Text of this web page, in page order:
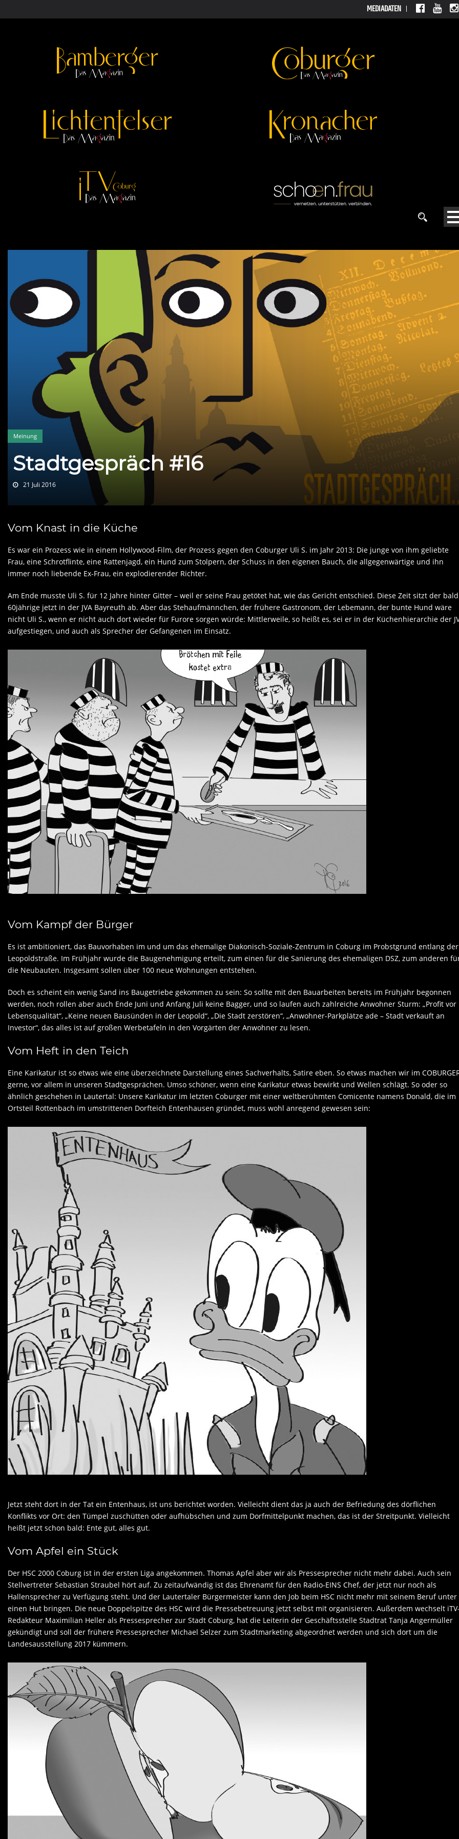
MEDIADATEN
Meinung
Stadtgespräch #16
21 Juli 2016
Vom Knast in die Küche
Es war ein Prozess wie in einem Hollywood-Film, der Prozess gegen den Coburger Uli S. im Jahr 2013: Die junge von ihm geliebte
Frau, eine Schrotflinte, eine Rattenjagd, ein Hund zum Stolpern, der Schuss in den eigenen Bauch, die allgegenwärtige und ihn
immer noch liebende Ex-Frau, ein explodierender Richter.
Am Ende musste Uli S. für 12 Jahre hinter Gitter – weil er seine Frau getötet hat, wie das Gericht entschied. Diese Zeit sitzt der bald
60jährige jetzt in der JVA Bayreuth ab. Aber das Stehaufmännchen, der frühere Gastronom, der Lebemann, der bunte Hund wäre
nicht Uli S., wenn er nicht auch dort wieder für Furore sorgen würde: Mittlerweile, so heißt es, sei er in der Küchenhierarchie der
aufgestiegen, und auch als Sprecher der Gefangenen im Einsatz.
Vom Kampf der Bürger
Es ist ambitioniert, das Bauvorhaben im und um das ehemalige Diakonisch-Soziale-Zentrum in Coburg im Probstgrund entlang der
Leopoldstraße. Im Frühjahr wurde die Baugenehmigung erteilt, zum einen für die Sanierung des ehemaligen DSZ, zum anderen
die Neubauten. Insgesamt sollen über 100 neue Wohnungen entstehen.
Doch es scheint ein wenig Sand ins Baugetriebe gekommen zu sein: So sollte mit den Bauarbeiten bereits im Frühjahr begonnen
werden, noch rollen aber auch Ende Juni und Anfang Juli keine Bagger, und so laufen auch zahlreiche Anwohner Sturm: „Profit vor
Lebensqualität“, „Keine neuen Bausünden in der Leopold“, „Die Stadt zerstören“, „Anwohner-Parkplätze ade – Stadt verkauft an
Investor“, das alles ist auf großen Werbetafeln in den Vorgärten der Anwohner zu lesen.
Vom Heft in den Teich
Eine Karikatur ist so etwas wie eine überzeichnete Darstellung eines Sachverhalts, Satire eben. So etwas machen wir im
gerne, vor allem in unseren Stadtgesprächen. Umso schöner, wenn eine Karikatur etwas bewirkt und Wellen schlägt. So oder so
ähnlich geschehen in Lautertal: Unsere Karikatur im letzten Coburger mit einer weltberühmten Comicente namens Donald, die im
Ortsteil Rottenbach im umstrittenen Dorfteich Entenhausen gründet, muss wohl anregend gewesen sein:
Jetzt steht dort in der Tat ein Entenhaus, ist uns berichtet worden. Vielleicht dient das ja auch der Befriedung des dörflichen
Konflikts vor Ort: den Tümpel zuschütten oder aufhübschen und zum Dorfmittelpunkt machen, das ist der Streitpunkt. Vielleicht
heißt jetzt schon bald: Ente gut, alles gut.
Vom Apfel ein Stück
Der HSC 2000 Coburg ist in der ersten Liga angekommen. Thomas Apfel aber wir als Pressesprecher nicht mehr dabei. Auch sein
Stellvertreter Sebastian Straubel hört auf. Zu zeitaufwändig ist das Ehrenamt für den Radio-EINS Chef, der jetzt nur noch als
Hallensprecher zu Verfügung steht. Und der Lautertaler Bürgermeister kann den Job beim HSC nicht mehr mit seinem Beruf unter
einen Hut bringen. Die neue Doppelspitze des HSC wird die Pressebetreuung jetzt selbst mit organisieren. Außerdem wechselt
Redakteur Maximilian Heller als Pressesprecher zur Stadt Coburg, hat die Leiterin der Geschäftsstelle Stadtrat Tanja Angermüller
gekündigt und soll der frühere Pressesprecher Michael Selzer zum Stadtmarketing abgeordnet werden und sich dort um die
Landesausstellung 2017 kümmern.